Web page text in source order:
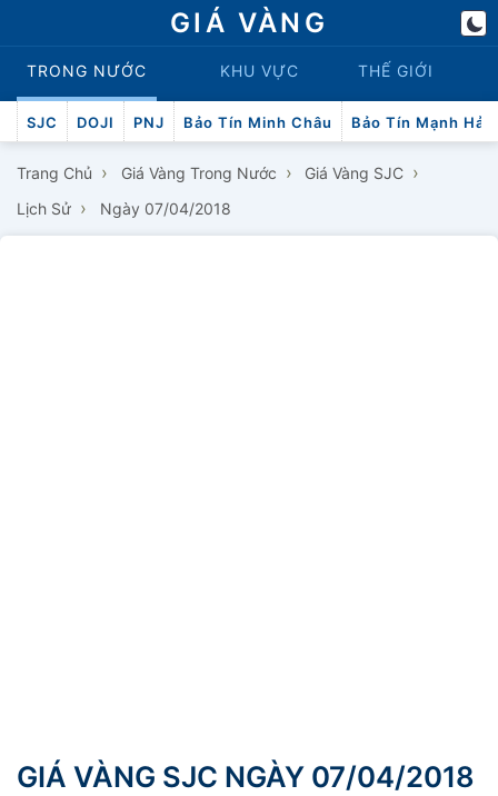
GIÁ VÀNG
TRONG NƯỚC KHU VỰC THẾ GIỚI
SJC DOJI PNJ Bảo Tín Minh Châu Bảo Tín Mạnh Hải
Trang Chủ › Giá Vàng Trong Nước › Giá Vàng SJC ›
Lịch Sử › Ngày 07/04/2018
GIÁ VÀNG SJC NGÀY 07/04/2018